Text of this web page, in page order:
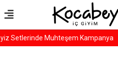
Setlerinde Muhteşem Kampanya